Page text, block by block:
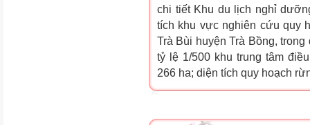
chi tiết Khu du lịch nghỉ
tích khu vực nghiên cứu quy
Trà Bùi huyện Trà Bồng,
tỷ lệ 1/500 khu trung tâm
266 ha; diện tích quy hoạch